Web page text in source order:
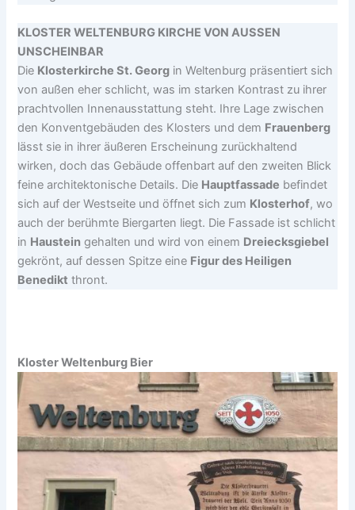
KLOSTER WELTENBURG KIRCHE VON AUSSEN
UNSCHEINBAR
Die Klosterkirche St. Georg in Weltenburg präsentiert sich
von außen eher schlicht, was im starken Kontrast zu ihrer
prachtvollen Innenausstattung steht. Ihre Lage zwischen
den Konventgebäuden des Klosters und dem Frauenberg
lässt sie in ihrer äußeren Erscheinung zurückhaltend
wirken, doch das Gebäude offenbart auf den zweiten Blick
feine architektonische Details. Die Hauptfassade befindet
sich auf der Westseite und öffnet sich zum Klosterhof, wo
auch der berühmte Biergarten liegt. Die Fassade ist schlicht
in Haustein gehalten und wird von einem Dreiecksgiebel
gekrönt, auf dessen Spitze eine Figur des Heiligen
Benedikt thront.
Kloster Weltenburg Bier